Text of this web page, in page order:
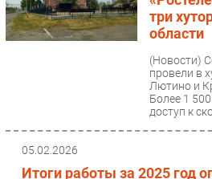
Финансы
Web
Гаджеты
Здоровье
три
области
(Новости)
провели в
Лютино и
Более 1
доступ к
05.02.2026
Итоги работы за 2025 год